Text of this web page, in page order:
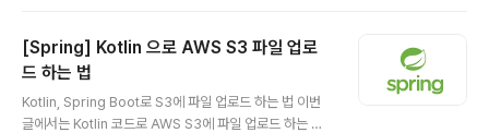
생성자, 빌더 관련 메소드들을 만들어주는 것을 볼 수 있습
니다. Builder가 어떤 것인지 안다면 전체 생성자가 필요
하다는 것을 알 수 있습니다. (Builder가 궁금하다면 여기
에서 확인하실 수 있습니다.) Builder란 생성자의 매개변
[Spring] Kotlin 으로 AWS S3 파일 업로
드 하는 법
Kotlin, Spring Boot로 S3에 파일 업로드 하는 법 이번
글에서는 Kotlin 코드로 AWS S3에 파일 업로드 하는 방